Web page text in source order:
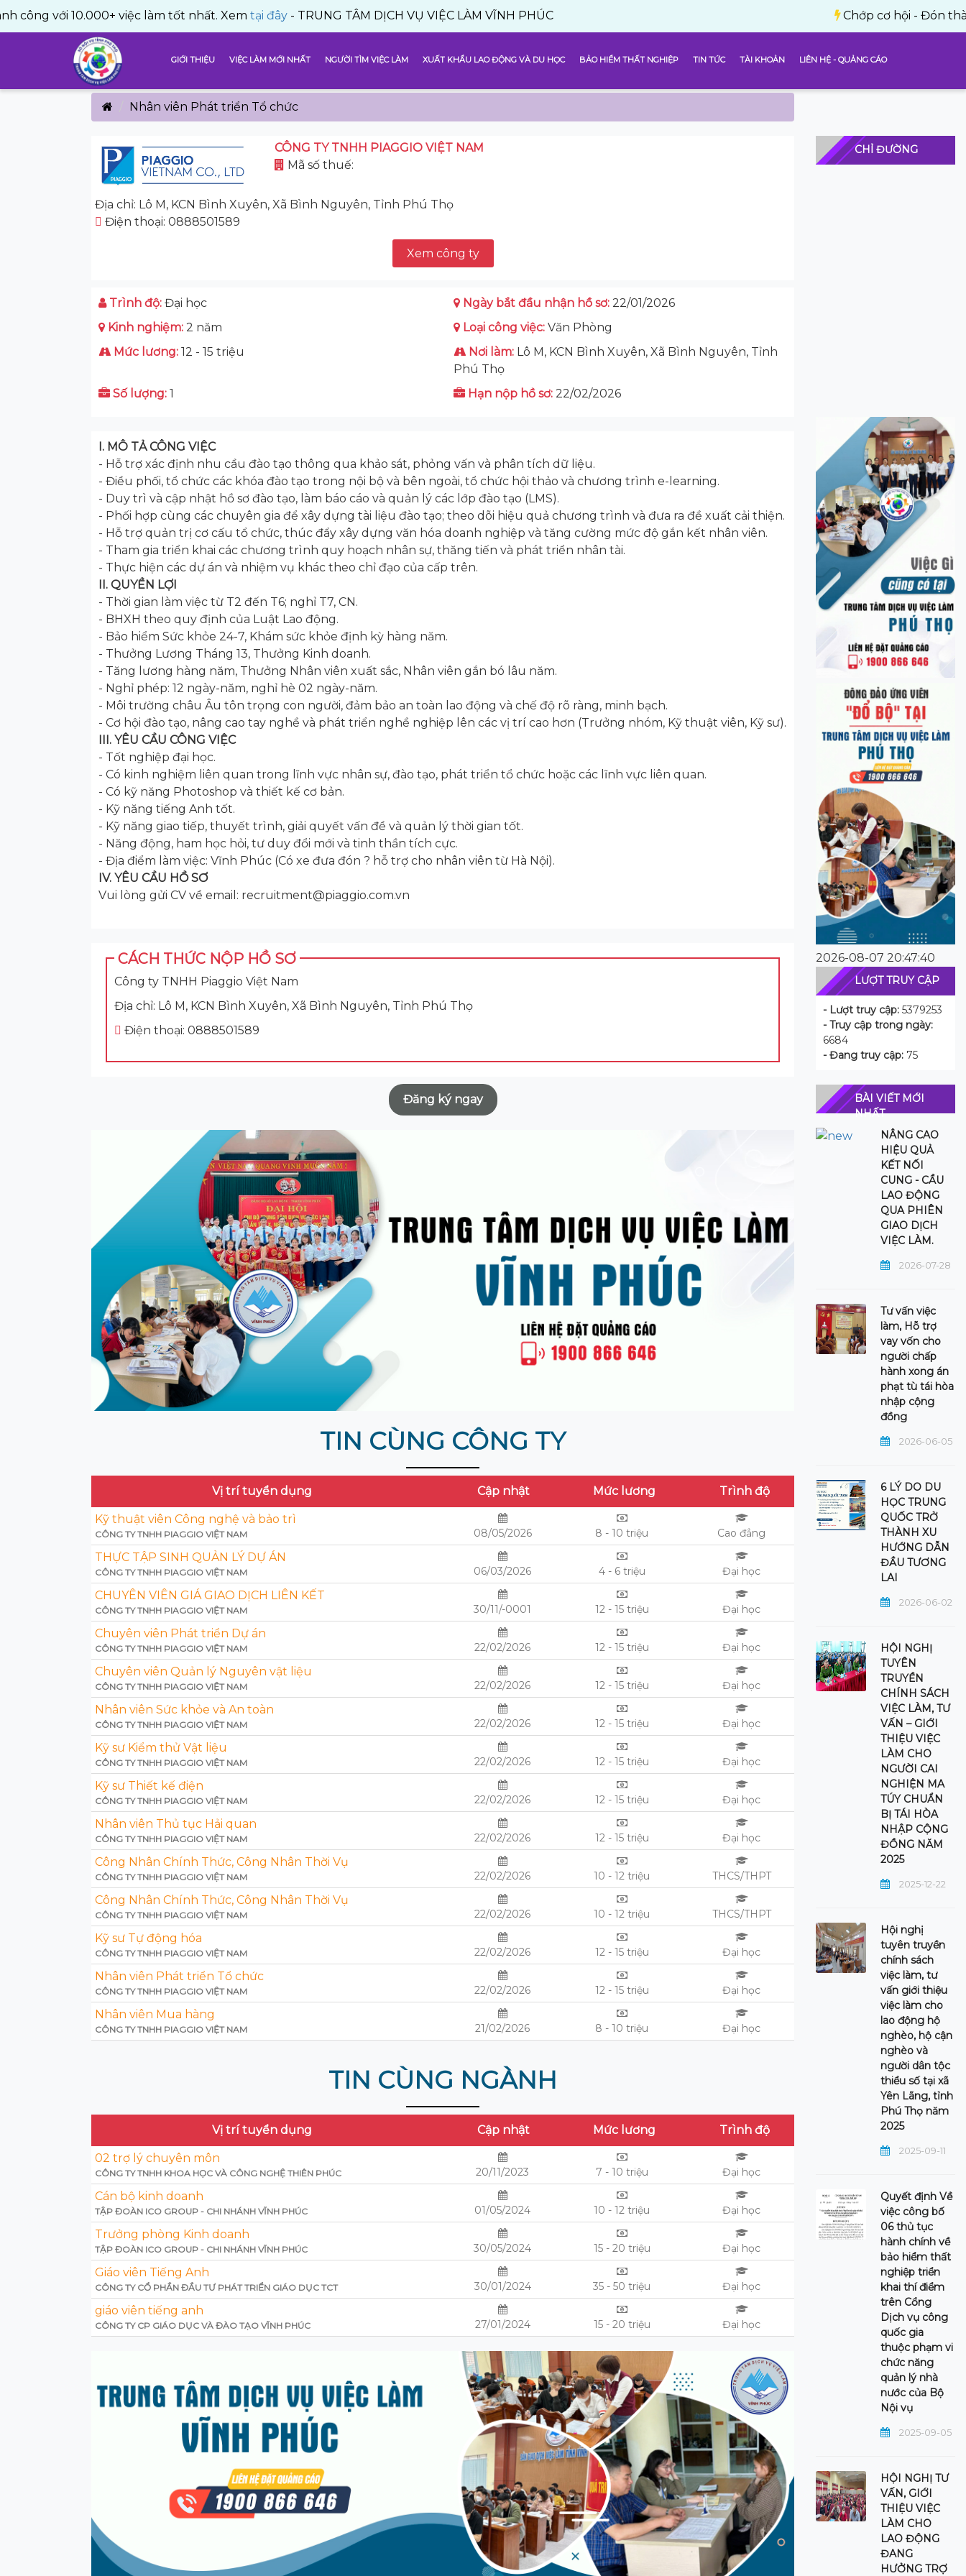
10.000+ việc làm tốt nhất. Xemtại đây- TRUNG TÂM DỊCH VỤ VIỆC LÀM VĨNH PHÚC Chớp cơ hội - Đón thành
GIỚI THIỆU VIỆC LÀM MỚI NHẤT NGƯỜI TÌM VIỆC LÀM XUẤT KHẨU LAO ĐỘNG VÀ DU HỌC BẢO HIỂM THẤT NGHIỆP TIN TỨC TÀI KHOẢN LIÊN HỆ - QUẢNG CÁO
Nhân viên Phát triển Tổ chức
CÔNG TY TNHH PIAGGIO VIỆT NAM
Mã số thuế:
Địa chỉ: Lô M, KCN Bình Xuyên, Xã Bình Nguyên, Tỉnh Phú Thọ
Điện thoại: 0888501589
Xem công ty
Trình độ: Đại học Ngày bắt đầu nhận hồ sơ: 22/01/2026
Kinh nghiệm: 2 năm Loại công việc: Văn Phòng
Mức lương: 12 - 15 triệu Nơi làm: Lô M, KCN Bình Xuyên, Xã Bình Nguyên, Tỉnh
Phú Thọ
Số lượng: 1 Hạn nộp hồ sơ: 22/02/2026
I. MÔ TẢ CÔNG VIỆC
- Hỗ trợ xác định nhu cầu đào tạo thông qua khảo sát, phỏng vấn và phân tích dữ liệu.
- Điều phối, tổ chức các khóa đào tạo trong nội bộ và bên ngoài, tổ chức hội thảo và chương trình e-learning.
- Duy trì và cập nhật hồ sơ đào tạo, làm báo cáo và quản lý các lớp đào tạo (LMS).
- Phối hợp cùng các chuyên gia để xây dựng tài liệu đào tạo; theo dõi hiệu quả chương trình và đưa ra đề xuất cải thiện.
- Hỗ trợ quản trị cơ cấu tổ chức, thúc đẩy xây dựng văn hóa doanh nghiệp và tăng cường mức độ gắn kết nhân viên.
- Tham gia triển khai các chương trình quy hoạch nhân sự, thăng tiến và phát triển nhân tài.
- Thực hiện các dự án và nhiệm vụ khác theo chỉ đạo của cấp trên.
II. QUYỀN LỢI
- Thời gian làm việc từ T2 đến T6; nghỉ T7, CN.
- BHXH theo quy định của Luật Lao động.
- Bảo hiểm Sức khỏe 24-7, Khám sức khỏe định kỳ hàng năm.
- Thưởng Lương Tháng 13, Thưởng Kinh doanh.
- Tăng lương hàng năm, Thưởng Nhân viên xuất sắc, Nhân viên gắn bó lâu năm.
- Nghỉ phép: 12 ngày-năm, nghỉ hè 02 ngày-năm.
- Môi trường châu Âu tôn trọng con người, đảm bảo an toàn lao động và chế độ rõ ràng, minh bạch.
- Cơ hội đào tạo, nâng cao tay nghề và phát triển nghề nghiệp lên các vị trí cao hơn (Trưởng nhóm, Kỹ thuật viên, Kỹ sư).
III. YÊU CẦU CÔNG VIỆC
- Tốt nghiệp đại học.
- Có kinh nghiệm liên quan trong lĩnh vực nhân sự, đào tạo, phát triển tổ chức hoặc các lĩnh vực liên quan.
- Có kỹ năng Photoshop và thiết kế cơ bản.
- Kỹ năng tiếng Anh tốt.
- Kỹ năng giao tiếp, thuyết trình, giải quyết vấn đề và quản lý thời gian tốt.
- Năng động, ham học hỏi, tư duy đổi mới và tinh thần tích cực.
- Địa điểm làm việc: Vĩnh Phúc (Có xe đưa đón ? hỗ trợ cho nhân viên từ Hà Nội).
IV. YÊU CẦU HỒ SƠ
Vui lòng gửi CV về email: recruitment@piaggio.com.vn
CÁCH THỨC NỘP HỒ SƠ
Công ty TNHH Piaggio Việt Nam
Địa chỉ: Lô M, KCN Bình Xuyên, Xã Bình Nguyên, Tỉnh Phú Thọ
Điện thoại: 0888501589
Đăng ký ngay
TIN CÙNG CÔNG TY
Vị trí tuyển dụng Cập nhật Mức lương Trình độ
Kỹ thuật viên Công nghệ và bảo trì
CÔNG TY TNHH PIAGGIO VIỆT NAM 08/05/2026 8 - 10 triệu Cao đẳng
THỰC TẬP SINH QUẢN LÝ DỰ ÁN
CÔNG TY TNHH PIAGGIO VIỆT NAM 06/03/2026 4 - 6 triệu Đại học
CHUYÊN VIÊN GIÁ GIAO DỊCH LIÊN KẾT
CÔNG TY TNHH PIAGGIO VIỆT NAM 30/11/-0001 12 - 15 triệu Đại học
Chuyên viên Phát triển Dự án
CÔNG TY TNHH PIAGGIO VIỆT NAM 22/02/2026 12 - 15 triệu Đại học
Chuyên viên Quản lý Nguyên vật liệu
CÔNG TY TNHH PIAGGIO VIỆT NAM 22/02/2026 12 - 15 triệu Đại học
Nhân viên Sức khỏe và An toàn
CÔNG TY TNHH PIAGGIO VIỆT NAM 22/02/2026 12 - 15 triệu Đại học
Kỹ sư Kiểm thử Vật liệu
CÔNG TY TNHH PIAGGIO VIỆT NAM 22/02/2026 12 - 15 triệu Đại học
Kỹ sư Thiết kế điện
CÔNG TY TNHH PIAGGIO VIỆT NAM 22/02/2026 12 - 15 triệu Đại học
Nhân viên Thủ tục Hải quan
CÔNG TY TNHH PIAGGIO VIỆT NAM 22/02/2026 12 - 15 triệu Đại học
Công Nhân Chính Thức, Công Nhân Thời Vụ
CÔNG TY TNHH PIAGGIO VIỆT NAM 22/02/2026 10 - 12 triệu THCS/THPT
Công Nhân Chính Thức, Công Nhân Thời Vụ
CÔNG TY TNHH PIAGGIO VIỆT NAM 22/02/2026 10 - 12 triệu THCS/THPT
Kỹ sư Tự động hóa
CÔNG TY TNHH PIAGGIO VIỆT NAM 22/02/2026 12 - 15 triệu Đại học
Nhân viên Phát triển Tổ chức
CÔNG TY TNHH PIAGGIO VIỆT NAM 22/02/2026 12 - 15 triệu Đại học
Nhân viên Mua hàng
CÔNG TY TNHH PIAGGIO VIỆT NAM 21/02/2026 8 - 10 triệu Đại học
TIN CÙNG NGÀNH
Vị trí tuyển dụng Cập nhật Mức lương Trình độ
02 trợ lý chuyên môn
CÔNG TY TNHH KHOA HỌC VÀ CÔNG NGHỆ THIÊN PHÚC 20/11/2023 7 - 10 triệu Đại học
Cán bộ kinh doanh
TẬP ĐOÀN ICO GROUP - CHI NHÁNH VĨNH PHÚC 01/05/2024 10 - 12 triệu Đại học
Trưởng phòng Kinh doanh
TẬP ĐOÀN ICO GROUP - CHI NHÁNH VĨNH PHÚC 30/05/2024 15 - 20 triệu Đại học
Giáo viên Tiếng Anh
CÔNG TY CỔ PHẦN ĐẦU TƯ PHÁT TRIỂN GIÁO DỤC TCT 30/01/2024 35 - 50 triệu Đại học
giáo viên tiếng anh
CÔNG TY CP GIÁO DỤC VÀ ĐÀO TẠO VĨNH PHÚC 27/01/2024 15 - 20 triệu Đại học
CHỈ ĐƯỜNG
2026-08-07 20:47:40
LƯỢT TRUY CẬP
- Lượt truy cập: 5379253
- Truy cập trong ngày:
6684
- Đang truy cập: 75
BÀI VIẾT MỚI
NHẤT
NÂNG CAO
HIỆU QUẢ
KẾT NỐI
CUNG - CẦU
LAO ĐỘNG
QUA PHIÊN
GIAO DỊCH
VIỆC LÀM.
2026-07-28
Tư vấn việc
làm, Hỗ trợ
vay vốn cho
người chấp
hành xong án
phạt tù tái hòa
nhập cộng
đồng
2026-06-05
6 LÝ DO DU
HỌC TRUNG
QUỐC TRỞ
THÀNH XU
HƯỚNG DẪN
ĐẦU TƯƠNG
LAI
2026-06-02
HỘI NGHỊ
TUYÊN
TRUYỀN
CHÍNH SÁCH
VIỆC LÀM, TƯ
VẤN – GIỚI
THIỆU VIỆC
LÀM CHO
NGƯỜI CAI
NGHIỆN MA
TÚY CHUẨN
BỊ TÁI HÒA
NHẬP CỘNG
ĐỒNG NĂM
2025
2025-12-22
Hội nghị
tuyên truyền
chính sách
việc làm, tư
vấn giới thiệu
việc làm cho
lao động hộ
nghèo, hộ cận
nghèo và
người dân tộc
thiểu số tại xã
Yên Lãng, tỉnh
Phú Thọ năm
2025
2025-09-11
Quyết định Về
việc công bố
06 thủ tục
hành chính về
bảo hiểm thất
nghiệp triển
khai thí điểm
trên Cổng
Dịch vụ công
quốc gia
thuộc phạm vi
chức năng
quản lý nhà
nước của Bộ
Nội vụ
2025-09-05
HỘI NGHỊ TƯ
VẤN, GIỚI
THIỆU VIỆC
LÀM CHO
LAO ĐỘNG
ĐANG
HƯỞNG TRỢ